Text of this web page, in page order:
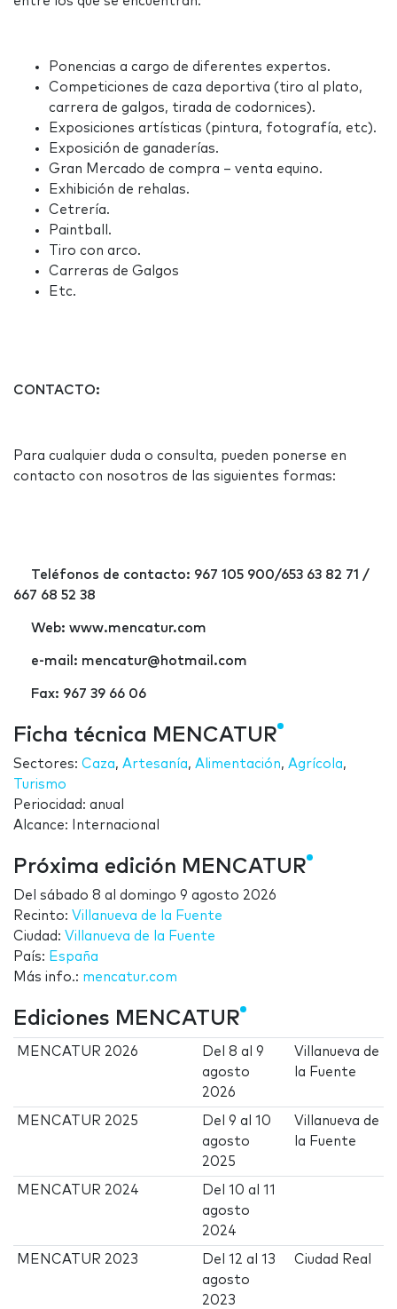
Ponencias a cargo de diferentes expertos.
Competiciones de caza deportiva (tiro al plato,
carrera de galgos, tirada de codornices).
Exposiciones artísticas (pintura, fotografía, etc).
Exposición de ganaderías.
Gran Mercado de compra – venta equino.
Exhibición de rehalas.
Cetrería.
Paintball.
Tiro con arco.
Carreras de Galgos
Etc.
CONTACTO:
Para cualquier duda o consulta, pueden ponerse en
contacto con nosotros de las siguientes formas:
Teléfonos de contacto: 967 105 900/653 63 82 71 /
667 68 52 38
Web: www.mencatur.com
e-mail: mencatur@hotmail.com
Fax: 967 39 66 06
Ficha técnica MENCATUR
Sectores: Caza, Artesanía, Alimentación, Agrícola,
Turismo
Periocidad: anual
Alcance: Internacional
Próxima edición MENCATUR
Del sábado 8 al domingo 9 agosto 2026
Recinto: Villanueva de la Fuente
Ciudad: Villanueva de la Fuente
País: España
Más info.: mencatur.com
Ediciones MENCATUR
MENCATUR 2026 Del8 al9
agosto
2026
Villanueva de
la Fuente
MENCATUR 2025 Del9 al10
agosto
2025
Villanueva de
la Fuente
MENCATUR 2024 Del10 al11
agosto
2024
MENCATUR 2023 Del12 al13
agosto
2023
Ciudad Real